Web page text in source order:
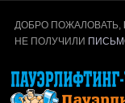
ДОБРО ПОЖАЛОВАТЬ,
НЕ ПОЛУЧИЛИ